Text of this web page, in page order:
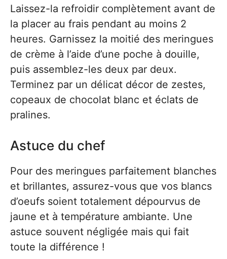
Laissez-la refroidir complètement avant de
la placer au frais pendant au moins 2
heures. Garnissez la moitié des meringues
de crème à l’aide d’une poche à douille,
puis assemblez-les deux par deux.
Terminez par un délicat décor de zestes,
copeaux de chocolat blanc et éclats de
pralines.
Astuce du chef
Pour des meringues parfaitement blanches
et brillantes, assurez-vous que vos blancs
d’oeufs soient totalement dépourvus de
jaune et à température ambiante. Une
astuce souvent négligée mais qui fait
toute la différence !